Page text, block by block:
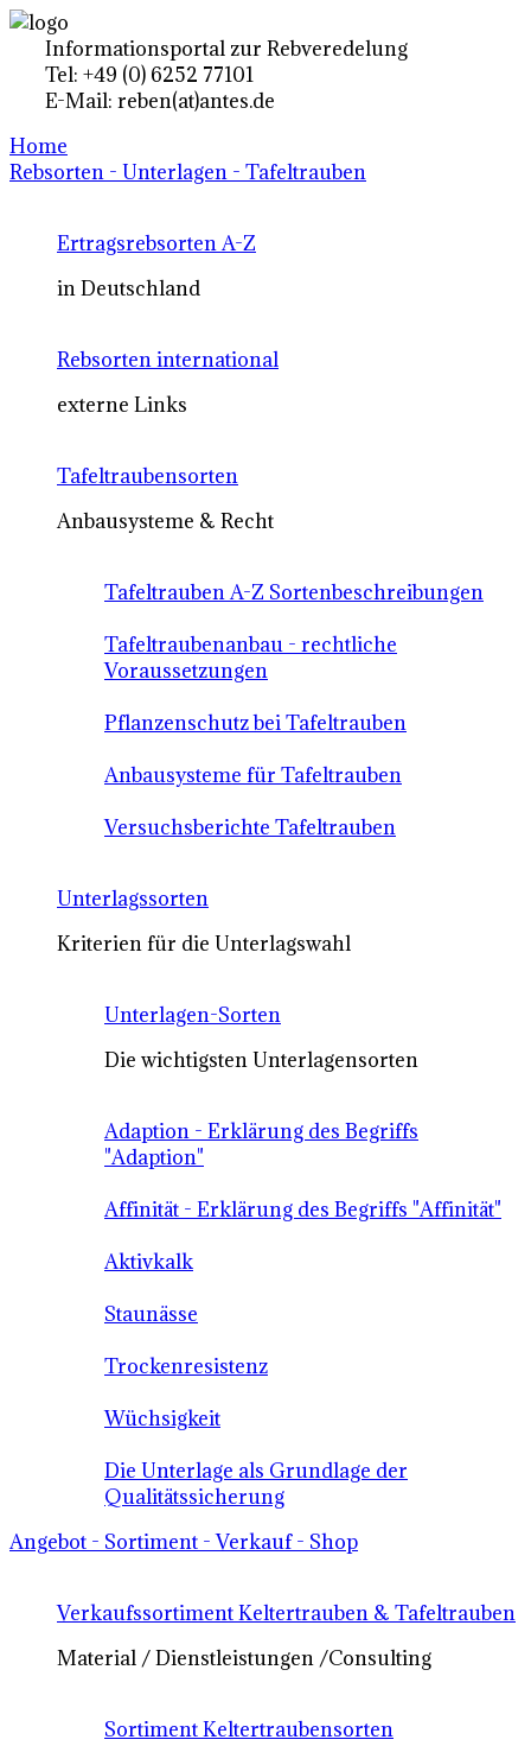
Informationsportal zur Rebveredelung
Tel: +49 (0) 6252 77101
E-Mail: reben(at)antes.de
Home
Rebsorten - Unterlagen - Tafeltrauben
Ertragsrebsorten A-Z
in Deutschland
Rebsorten international
externe Links
Tafeltraubensorten
Anbausysteme & Recht
Tafeltrauben A-Z Sortenbeschreibungen
Tafeltraubenanbau - rechtliche
Voraussetzungen
Pflanzenschutz bei Tafeltrauben
Anbausysteme für Tafeltrauben
Versuchsberichte Tafeltrauben
Unterlagssorten
Kriterien für die Unterlagswahl
Unterlagen-Sorten
Die wichtigsten Unterlagensorten
Adaption - Erklärung des Begriffs
"Adaption"
Affinität - Erklärung des Begriffs "Affinität"
Aktivkalk
Staunässe
Trockenresistenz
Wüchsigkeit
Die Unterlage als Grundlage der
Qualitätssicherung
Angebot - Sortiment - Verkauf - Shop
Verkaufssortiment Keltertrauben & Tafeltrauben
Material / Dienstleistungen /Consulting
Sortiment Keltertraubensorten